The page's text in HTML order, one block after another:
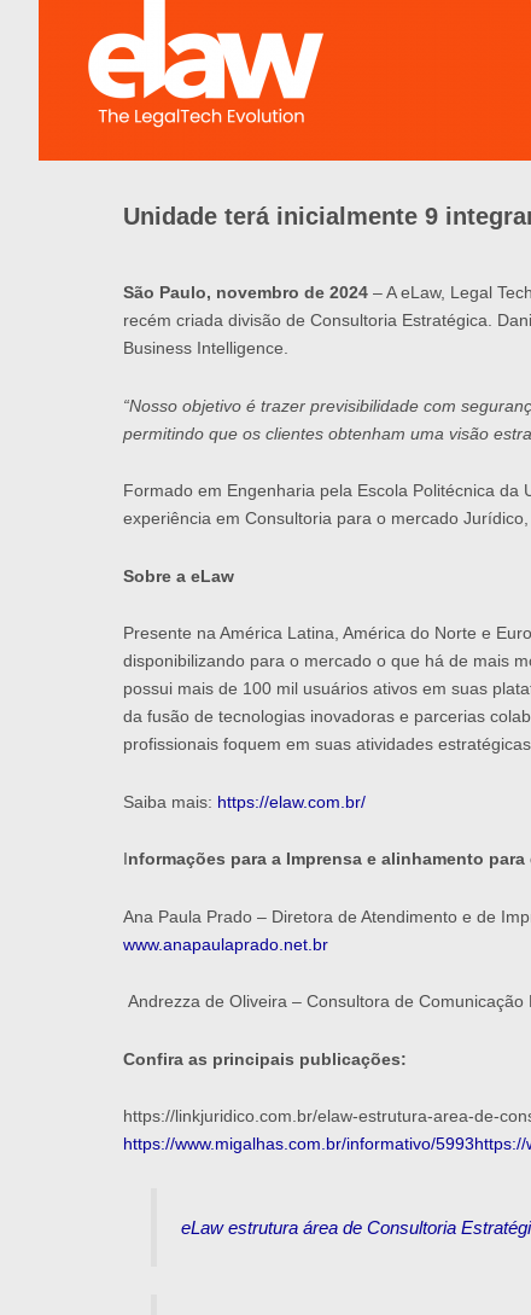
Unidade terá inicialmente 9
São Paulo, novembro de 2024 – A eLaw, Legal
recém criada divisão de Consultoria Estratégica.
Business Intelligence.
“Nosso objetivo é trazer previsibilidade com
permitindo que os clientes obtenham uma visão
Formado em Engenharia pela Escola Politécnica
experiência em Consultoria para o mercado
Sobre a eLaw
Presente na América Latina, América do Norte e
disponibilizando para o mercado o que há de mais
possui mais de 100 mil usuários ativos em suas
da fusão de tecnologias inovadoras e parcerias
profissionais foquem em suas atividades estratégicas.
Saiba mais: https://elaw.com.br/
Informações para a Imprensa e alinhamento
Ana Paula Prado – Diretora de Atendimento e de
www.anapaulaprado.net.br
Andrezza de Oliveira – Consultora de
Confira as principais publicações:
https://linkjuridico.com.br/elaw-estrutura-area-de-
https://www.migalhas.com.br/informativo/5993
eLaw estrutura área de Consultoria